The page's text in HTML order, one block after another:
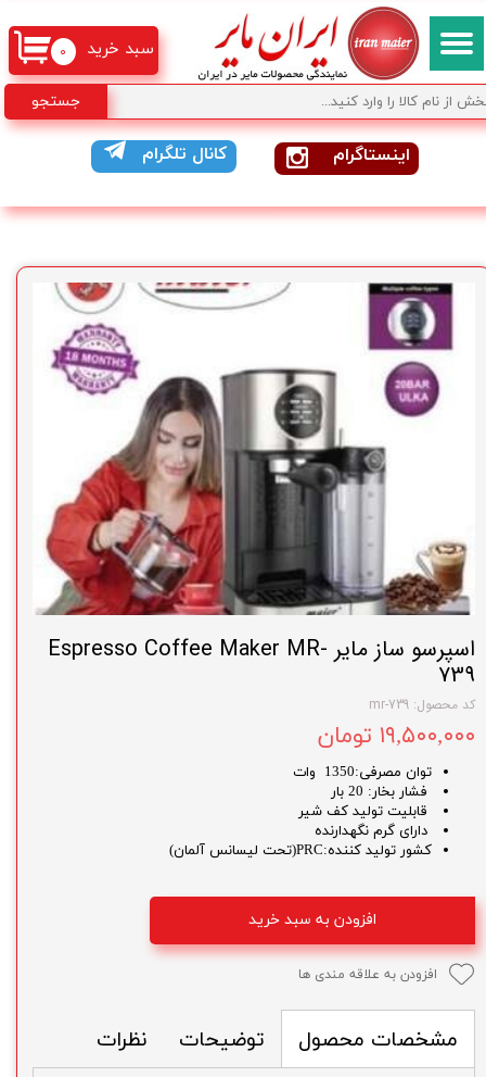
جستجو
کانال تلگرام اینستاگرام
۰ سبد خرید
اسپرسو ساز مایر Espresso Coffee Maker MR-
739
کد محصول: mr-739
۱۹,۵۰۰,۰۰۰ تومان
توان مصرفی:1350 وات
فشار بخار: 20 بار
قابلیت تولید کف شیر
دارای گرم نگهدارنده
کشور تولید کننده:PRC(تحت لیسانس آلمان)
افزودن به سبد خرید
افزودن به علاقه مندی ها
مشخصات محصول توضیحات نظرات